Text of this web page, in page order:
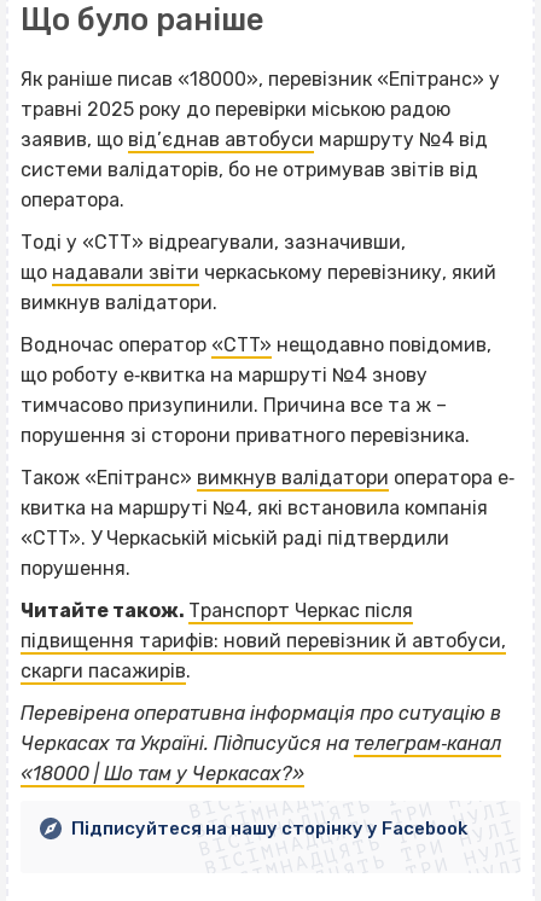
Що було раніше
Як раніше писав «18000», перевізник «Епітранс» у
травні 2025 року до перевірки міською радою
заявив, що від’єднав автобуси маршруту №4 від
системи валідаторів, бо не отримував звітів від
оператора.
Тоді у «СТТ» відреагували, зазначивши,
що надавали звіти черкаському перевізнику, який
вимкнув валідатори.
Водночас оператор «CTT» нещодавно повідомив,
що роботу е‐квитка на маршруті №4 знову
тимчасово призупинили. Причина все та ж –
порушення зі сторони приватного перевізника.
Також «Епітранс» вимкнув валідатори оператора е‐
квитка на маршруті №4, які встановила компанія
«CTT». У Черкаській міській раді підтвердили
порушення.
Читайте також. Транспорт Черкас після
підвищення тарифів: новий перевізник й автобуси,
скарги пасажирів.
Перевірена оперативна інформація про ситуацію в
Черкасах та Україні. Підписуйся на телеграм‐канал
«18000 | Шо там у Черкасах?»ВІСІМНАДЦЯТЬ ТРИ НУЛІ
ВІСІМНАДЦЯТЬ ТРИ НУЛІ
ВІСІМНАДЦЯТЬ ТРИ НУЛІ
ВІСІМНАДЦЯТЬ ТРИ НУЛІ
ВІСІМНАДЦЯТЬ ТРИ НУЛІ
ВІСІМНАДЦЯТЬ ТРИ НУЛІ
Підписуйтеся на нашу сторінку у Facebook